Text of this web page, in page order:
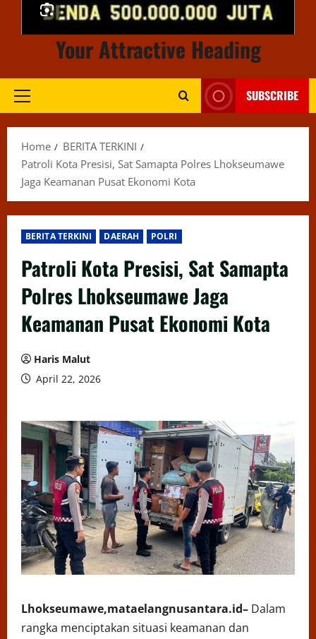
Your Attractive Heading
Primary
SUBSCRIBE
Home
BERITA TERKINI
Patroli Kota Presisi, Sat Samapta Polres Lhokseumawe
Jaga Keamanan Pusat Ekonomi Kota
BERITA TERKINI DAERAH POLRI
Patroli Kota Presisi, Sat Samapta
Polres Lhokseumawe Jaga
Keamanan Pusat Ekonomi Kota
Haris Malut
April 22, 2026
Lhokseumawe,mataelangnusantara.id– Dalam
rangka menciptakan situasi keamanan dan